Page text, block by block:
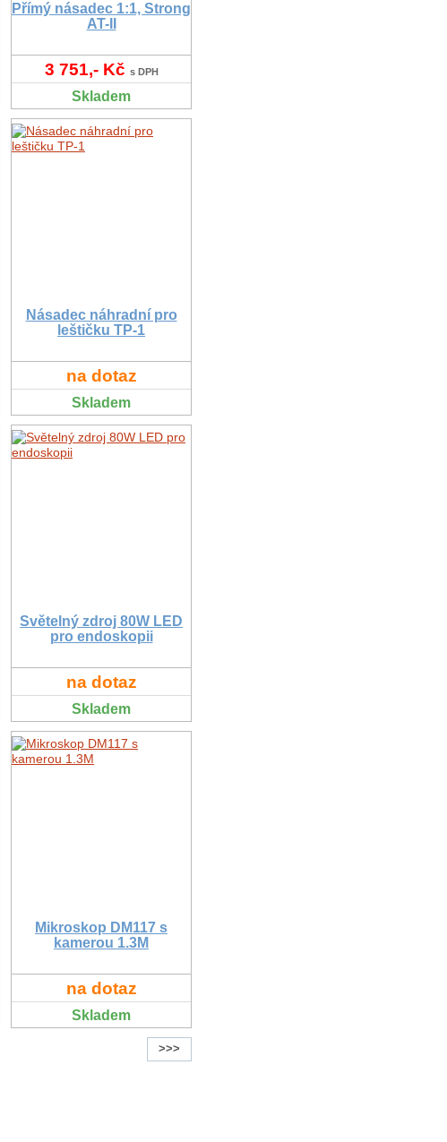
Přímý násadec 1:1, Strong
AT-II
3 751,- Kč s DPH
Skladem
Násadec náhradní pro
leštičku TP-1
na dotaz
Skladem
Světelný zdroj 80W LED
pro endoskopii
na dotaz
Skladem
Mikroskop DM117 s
kamerou 1.3M
na dotaz
Skladem
>>>